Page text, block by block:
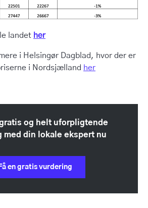
landet her
i Helsingør Dagblad, hvor der er
i Nordsjælland her
og helt uforpligtende
med din lokale ekspert nu
Få en gratis vurdering